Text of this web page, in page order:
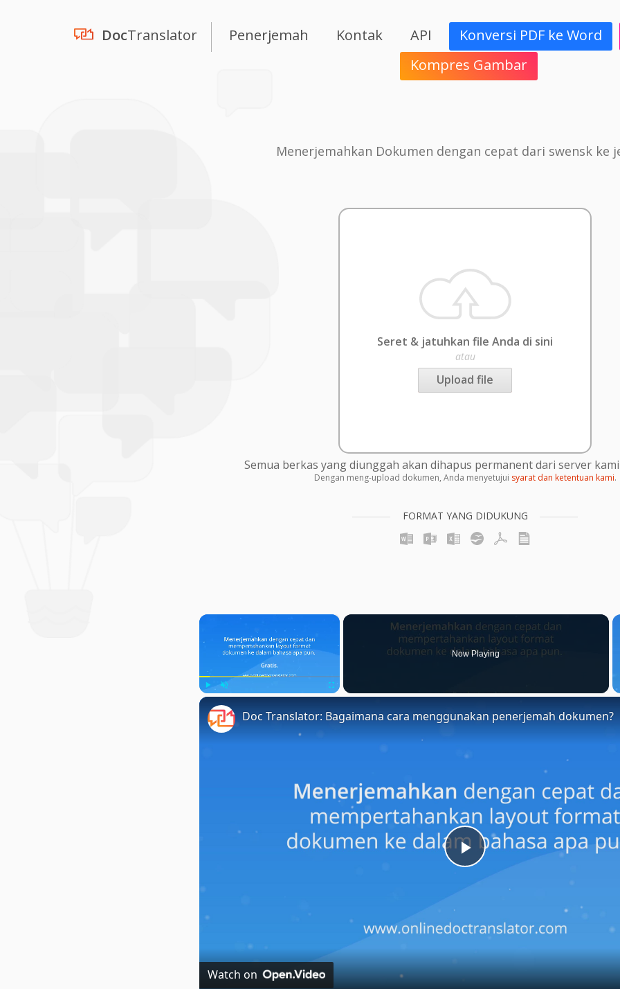
DocTranslator Penerjemah Kontak API
Konversi PDF ke Word
Kompres Gambar
Menerjemahkan Dokumen dengan cepat dari swensk ke
Seret & jatuhkan file Anda di sini
atau
Upload file
Semua berkas yang diunggah akan dihapus permanent dari server
Dengan meng-upload dokumen, Anda menyetujui syarat dan ketentuan kami.
FORMAT YANG DIDUKUNG
×
Now Playing
Play
Doc Translator: Bagaimana cara menggunakan penerjemah dokumen?
Watch on